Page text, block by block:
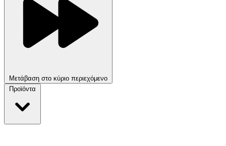
Μετάβαση στο κύριο περιεχόμενο
Προϊόντα